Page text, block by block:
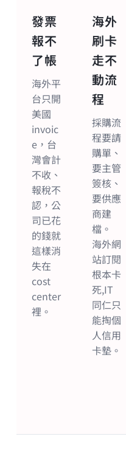
發票
報不
了帳
海外平
台只開
美國
invoic
e，台
灣會計
不收、
報稅不
認，公
司已花
的錢就
這樣消
失在
cost
center
裡。
海外
刷卡
走不
動流
程
採購流
程要請
購單、
要主管
簽核、
要供應
商建
檔。
海外網
站訂閱
根本卡
死,IT
同仁只
能掏個
人信用
卡墊。